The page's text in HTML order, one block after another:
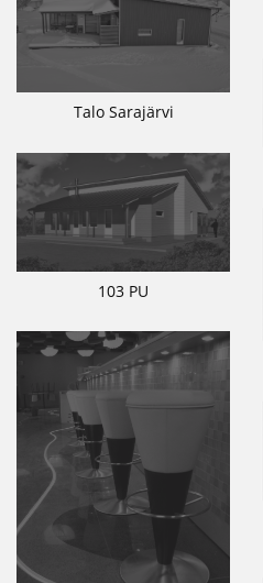
Talo Sarajärvi
103 PU